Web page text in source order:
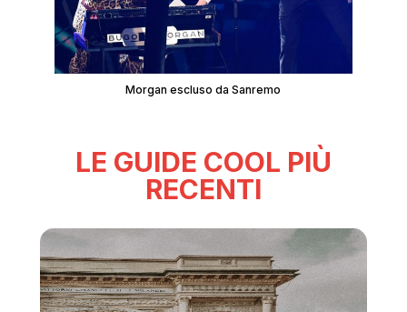
Morgan escluso da Sanremo
LE GUIDE COOL PIÙ
RECENTI